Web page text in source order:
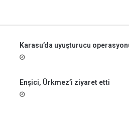
y
z
Karasu’da uyuşturucu
Enşici, Ürkmez’i ziyaret etti